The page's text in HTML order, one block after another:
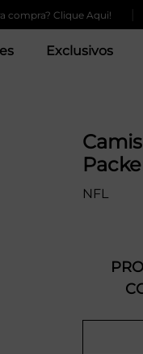
Clique Aqui! |
Exclusivos
NFL